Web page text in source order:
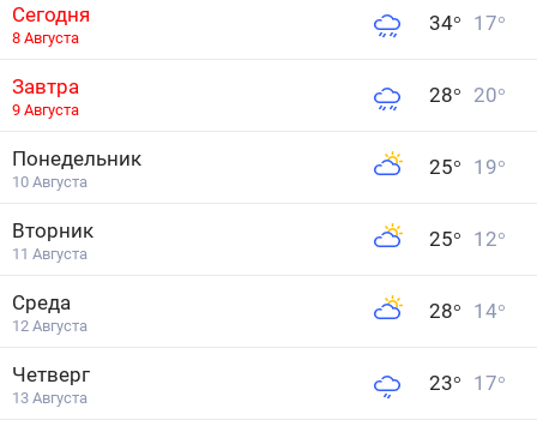
Сегодня
8 Августа
34° 17°
Завтра
9 Августа
28° 20°
Понедельник
10 Августа
25° 19°
Вторник
11 Августа
25° 12°
Среда
12 Августа
28° 14°
Четверг
13 Августа
23° 17°